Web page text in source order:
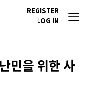
REGISTER
LOG IN
민을 위한 사